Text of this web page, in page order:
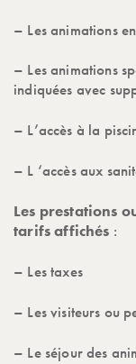
– Les animations
– Les animations
indiquées avec
– L’accès à la
– L ‘accès aux
Les prestations
tarifs affichés :
– Les taxes
– Les visiteurs ou
– Le séjour des